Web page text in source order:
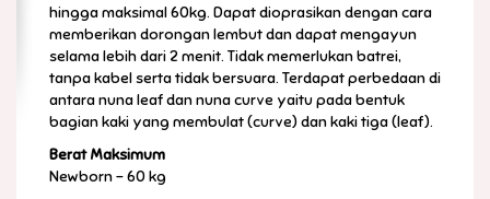
hingga maksimal 60kg. Dapat dioprasikan dengan cara
memberikan dorongan lembut dan dapat mengayun
selama lebih dari 2 menit. Tidak memerlukan batrei,
tanpa kabel serta tidak bersuara. Terdapat perbedaan di
antara nuna leaf dan nuna curve yaitu pada bentuk
bagian kaki yang membulat (curve) dan kaki tiga (leaf).
Berat Maksimum
Newborn – 60 kg